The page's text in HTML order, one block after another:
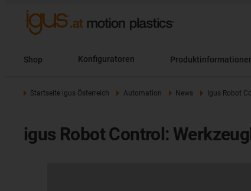
Shop Konfiguratoren
Startseite igus Österreich Automation News Igus Robot
igus Robot Control: